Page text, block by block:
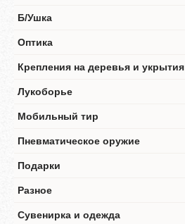
Б/Ушка
Оптика
Крепления на деревья и укрытия
Лукоборье
Мобильный тир
Пневматическое оружие
Подарки
Разное
Сувенирка и одежда